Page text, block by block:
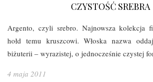
CZYSTOŚĆ SREBRA
Argento, czyli srebro. Najnowsza kolekcja
hołd temu kruszcowi. Włoska nazwa
biżuterii – wyrazistej, o jednocześnie czystej
4 maja 2011